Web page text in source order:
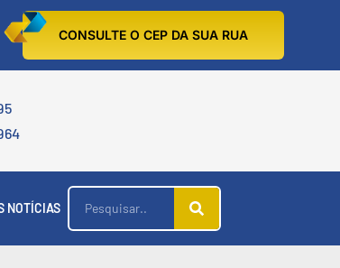
CONSULTE O CEP DA SUA RUA
NOTÍCIAS